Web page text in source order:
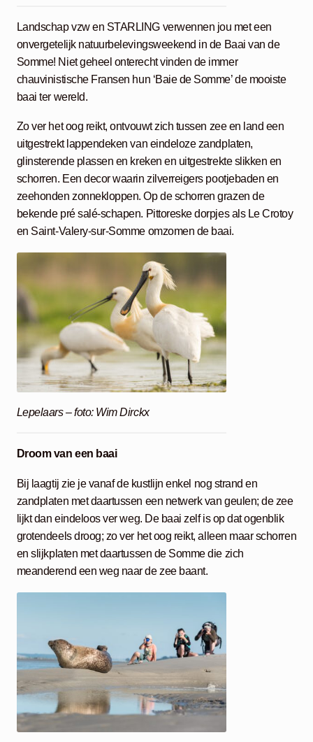
Landschap vzw en STARLING verwennen jou met een
onvergetelijk natuurbelevingsweekend in de Baai van de
Somme! Niet geheel onterecht vinden de immer
chauvinistische Fransen hun ‘Baie de Somme’ de mooiste
baai ter wereld.
Zo ver het oog reikt, ontvouwt zich tussen zee en land een
uitgestrekt lappendeken van eindeloze zandplaten,
glinsterende plassen en kreken en uitgestrekte slikken en
schorren. Een decor waarin zilverreigers pootjebaden en
zeehonden zonnekloppen. Op de schorren grazen de
bekende pré salé-schapen. Pittoreske dorpjes als Le Crotoy
en Saint-Valery-sur-Somme omzomen de baai.
Lepelaars – foto: Wim Dirckx
Droom van een baai
Bij laagtij zie je vanaf de kustlijn enkel nog strand en
zandplaten met daartussen een netwerk van geulen; de zee
lijkt dan eindeloos ver weg. De baai zelf is op dat ogenblik
grotendeels droog; zo ver het oog reikt, alleen maar schorren
en slijkplaten met daartussen de Somme die zich
meanderend een weg naar de zee baant.